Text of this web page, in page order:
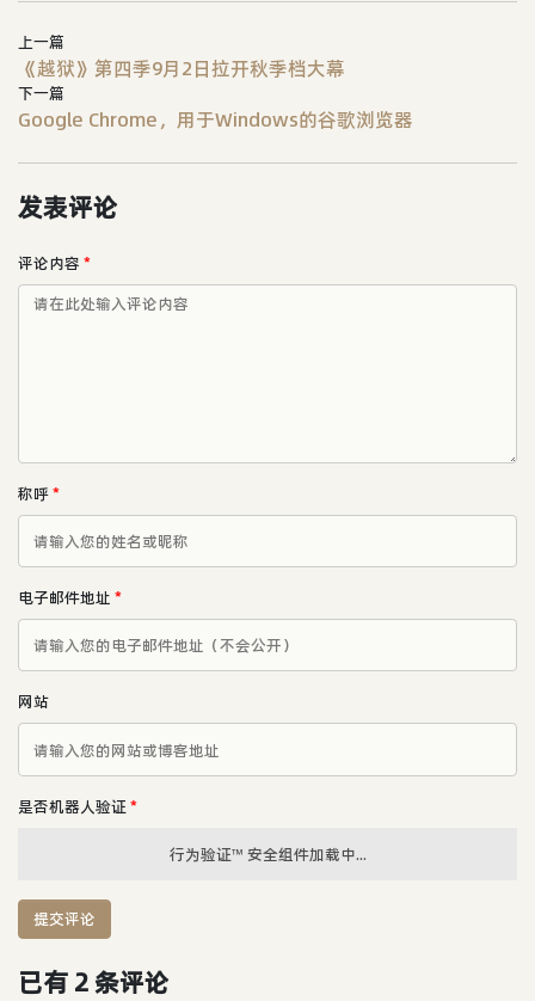
上一篇
《越狱》第四季9月2日拉开秋季档大幕
下一篇
Google Chrome，用于Windows的谷歌浏览器
发表评论
评论内容 *
称呼*
电子邮件地址 *
网站
是否机器人验证 *
行为验证™ 安全组件加载中...
提交评论
已有 2 条评论